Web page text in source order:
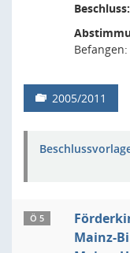
Beschluss:
Befangen:
2005/2011
Ö 5
Mainz-